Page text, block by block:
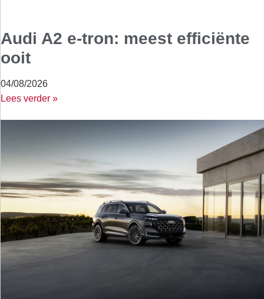
Audi A2 e-tron: meest efficiënte
ooit
04/08/2026
Lees verder »